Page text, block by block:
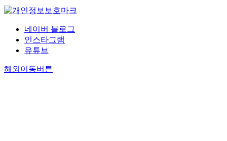
네이버 블로그
인스타그램
유튜브
해외이동버튼